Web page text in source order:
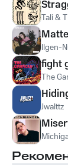
Tali &
Ilgen-
fight
The
Jwalttz